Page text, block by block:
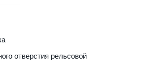
отверстия рельсовой